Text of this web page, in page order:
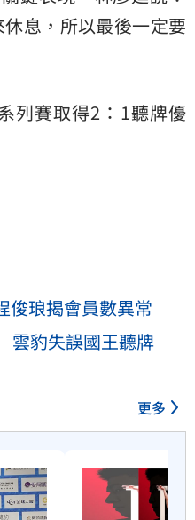
休息，所以最後一定要
列賽取得2：1聽牌優
琅揭會員數異常
豹失誤國王聽牌
更多